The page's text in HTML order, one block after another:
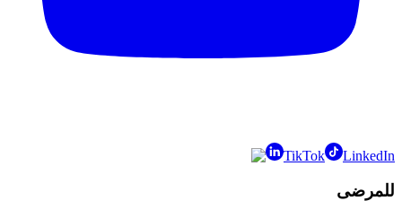
TikTok LinkedIn
للمرضى